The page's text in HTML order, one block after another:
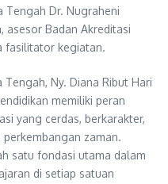
Tengah Dr. Nugraheni
asesor Badan Akreditasi
fasilitator kegiatan.
Tengah, Ny. Diana Ribut Hari
memiliki peran
yang cerdas, berkarakter,
zaman.
satu fondasi utama dalam
di setiap satuan